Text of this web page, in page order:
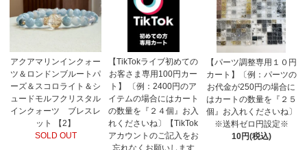
アクアマリンインクォー
ツ＆ロンドンブルートパ
ーズ＆スコロライト＆シ
ュードモルフクリスタル
インクォーツ ブレスレ
ット 【2】
SOLD OUT
【TikTokライブ初めての
お客さま専用100円カー
ト】 〔例：2400円のア
イテムの場合にはカート
の数量を『２４個』お入
れくださいね〕【TikTok
アカウントのご記入をお
忘れなくお願いします
【パーツ調整専用１０円
カート】〔例：パーツの
お代金が250円の場合に
はカートの数量を『２５
個』お入れくださいね〕
※送料ゼロ円設定※
10円(税込)